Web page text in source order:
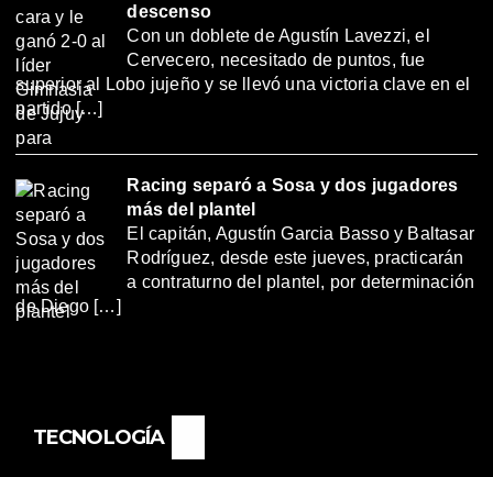
descenso
Con un doblete de Agustín Lavezzi, el
Cervecero, necesitado de puntos, fue
superior al Lobo jujeño y se llevó una victoria clave en el
partido […]
Racing separó a Sosa y dos jugadores
más del plantel
El capitán, Agustín Garcia Basso y Baltasar
Rodríguez, desde este jueves, practicarán
a contraturno del plantel, por determinación
de Diego […]
TECNOLOGÍA